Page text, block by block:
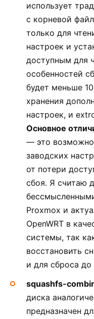
использует
с корневой
только для
настроек и
доступным для
особенностей
будет меньше
хранения
настроек, и
Основное
— это
заводских
от потери
сбоя. Я считаю
Proxmox и
OpenWRT в
системы, так
восстановить
и для сброса до
squashfs-
диска
предназначен